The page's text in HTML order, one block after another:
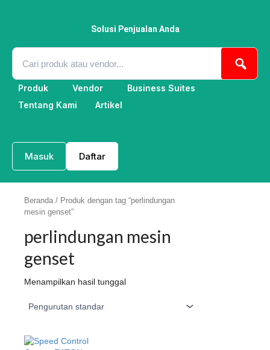
Solusi Penjualan Anda
Produk Vendor
Business Suites
Tentang Kami
Artikel
Masuk Daftar
Beranda / Produk dengan tag “perlindungan
mesin genset”
perlindungan mesin
genset
Menampilkan hasil tunggal